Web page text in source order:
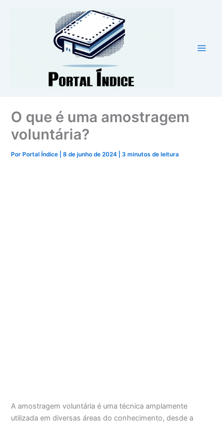
O que é uma amostragem
voluntária?
PorPortal Índice |8 de junho de 2024 |3 minutos de leitura
A amostragem voluntária é uma técnica amplamente
utilizada em diversas áreas do conhecimento, desde a